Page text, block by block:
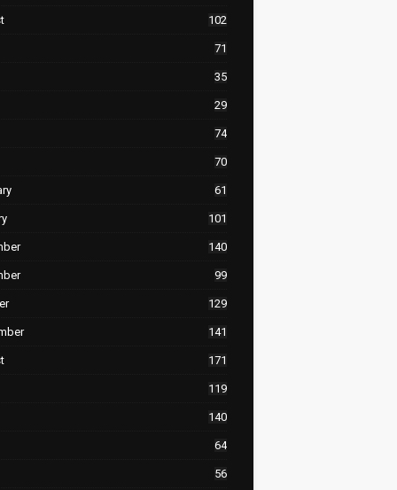
102
71
35
29
74
70
61
101
140
99
129
141
171
119
140
64
56